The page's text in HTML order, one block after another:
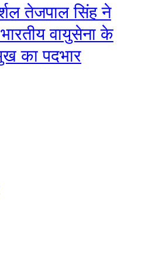
तेजपाल सिंह ने
वायुसेना के
का पदभार